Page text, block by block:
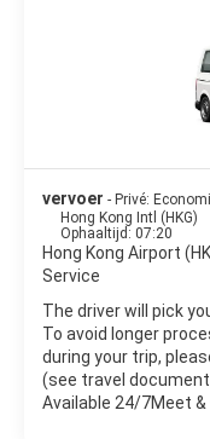
met de Peak Tram.
om te bezoeken in
eiland Lantau, de oude
midden van de unieke
interessante musea,
en Mong kok en de
heerlijke gerechten,
nog veel meer
toerist zullen verbazen.
vervoer - Privé:
Hong Kong Intl (HKG)
Ophaaltijd: 07:20
Hong Kong Airport
Service
The driver will pick
To avoid longer
during your trip,
(see travel
Available 24/7Meet &